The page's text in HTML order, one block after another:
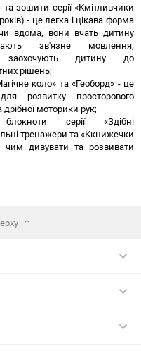
зошити серії «Кмітливчики
- це легка і цікава форма
вдома, вони вчать дитину
зв'язне мовлення,
заохочують дитину до
рішень;
коло» та «Геоборд» - це
розвитку просторового
моторики рук;
серії «Здібні
тренажери та «Ккнижечки
дивувати та розвивати